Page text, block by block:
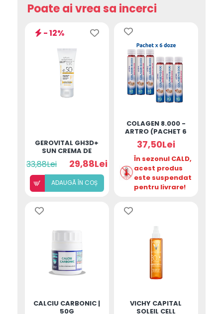
Poate ai vrea sa incerci
- 12%
GEROVITAL GH3D+
SUN CREMA DE
FATA NATURAL
SPF50 50ML
33,88Lei 29,88Lei
ADAUGÃ ÎN COȘ
COLAGEN 8.000 -
ARTRO (PACHET 6
MONODOZE)
25ML/DOZĂ
37,50Lei
În sezonul CALD,
acest produs
este suspendat
pentru livrare!
CALCIU CARBONIC |
50G
VICHY CAPITAL
SOLEIL CELL